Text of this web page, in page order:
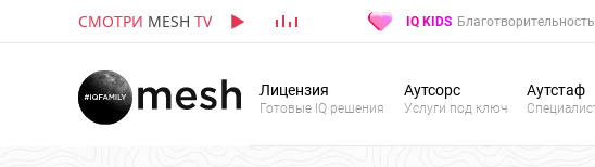
СМОТРИ MESH TV IQ KIDS Благотворительность
Лицензия
Готовые IQ решения
Аутсорс
Услуги под ключ
Аутстаф